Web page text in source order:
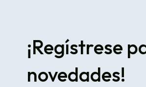
¡Regístrese
novedades!